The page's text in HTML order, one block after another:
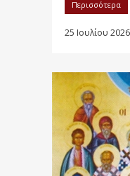
Περισσότερα
25 Ιουλίου 2026